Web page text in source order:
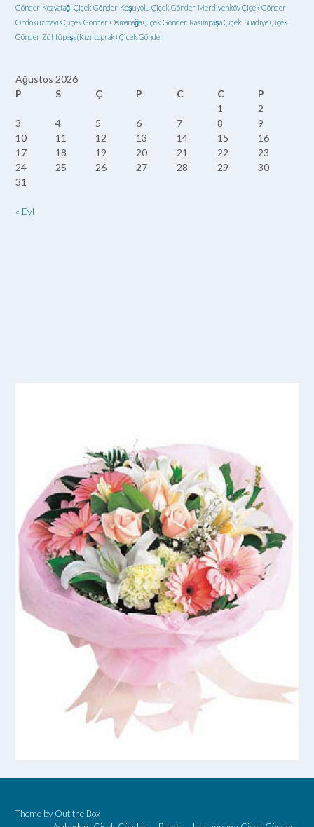
Gönder Kozyatağı Çiçek Gönder Koşuyolu Çiçek Gönder Merdivenköy Çiçek Gönder
Ondokuzmayıs Çiçek Gönder Osmanağa Çiçek Gönder Rasimpaşa Çiçek Suadiye Çiçek
Gönder Zühtüpaşa(Kızıltoprak) Çiçek Gönder
Ağustos 2026
P
S Ç P C C
P
1
2
3
4 5 6 7 8
9
10
11 12 13 14 15
16
17
18 19 20 21 22
23
24
25 26 27 28 29
30
31
« Eyl
Theme by Out the Box